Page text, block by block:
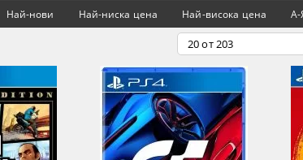
Най-нови Най-ниска цена Най-висока цена А-